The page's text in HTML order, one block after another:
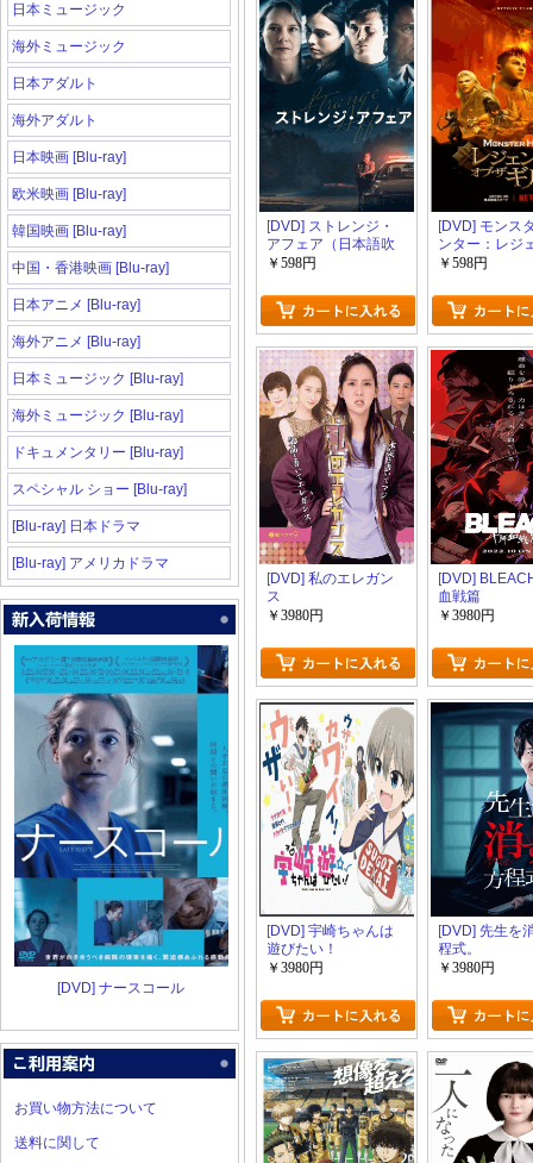
日本ミュージック
海外ミュージック
日本アダルト
海外アダルト
日本映画 [Blu-ray]
欧米映画 [Blu-ray]
韓国映画 [Blu-ray]
中国・香港映画 [Blu-ray]
日本アニメ [Blu-ray]
海外アニメ [Blu-ray]
日本ミュージック [Blu-ray]
海外ミュージック [Blu-ray]
ドキュメンタリー [Blu-ray]
スペシャル ショー [Blu-ray]
[Blu-ray] 日本ドラマ
[Blu-ray] アメリカドラマ
[DVD] ナースコール
お買い物方法について
送料に関して
[DVD] ストレンジ・
アフェア（日本語吹
替版）
￥598円
[DVD] モンス
ンター：レジ
ド・オブ・ザ
￥598円
[DVD] 私のエレガン
ス
￥3980円
[DVD]
血戦篇
￥3980円
[DVD] 宇崎ちゃんは
遊びたい！
￥3980円
[DVD] 先生を
程式。
￥3980円